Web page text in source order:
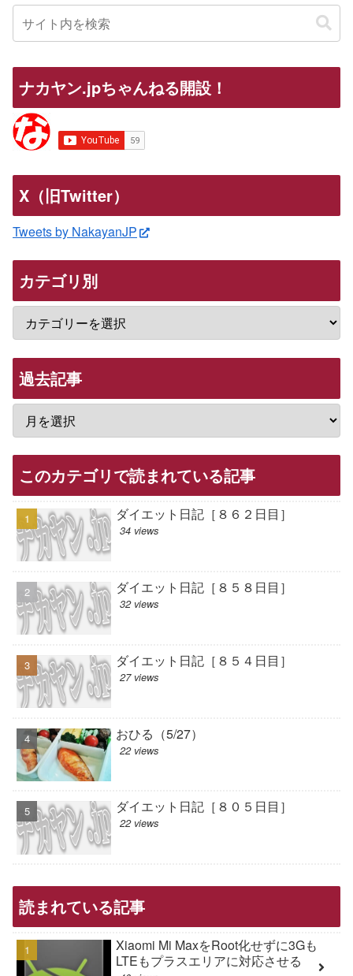
ナカヤン.jpちゃんねる開設！
X（旧Twitter）
Tweets by NakayanJP
カテゴリ別
過去記事
このカテゴリで読まれている記事
ダイエット日記［８６２日目］
34 views
ダイエット日記［８５８日目］
32 views
ダイエット日記［８５４日目］
27 views
おひる（5/27）
22 views
ダイエット日記［８０５日目］
22 views
読まれている記事
Xiaomi Mi MaxをRoot化せずに3Gも
LTEもプラスエリアに対応させる